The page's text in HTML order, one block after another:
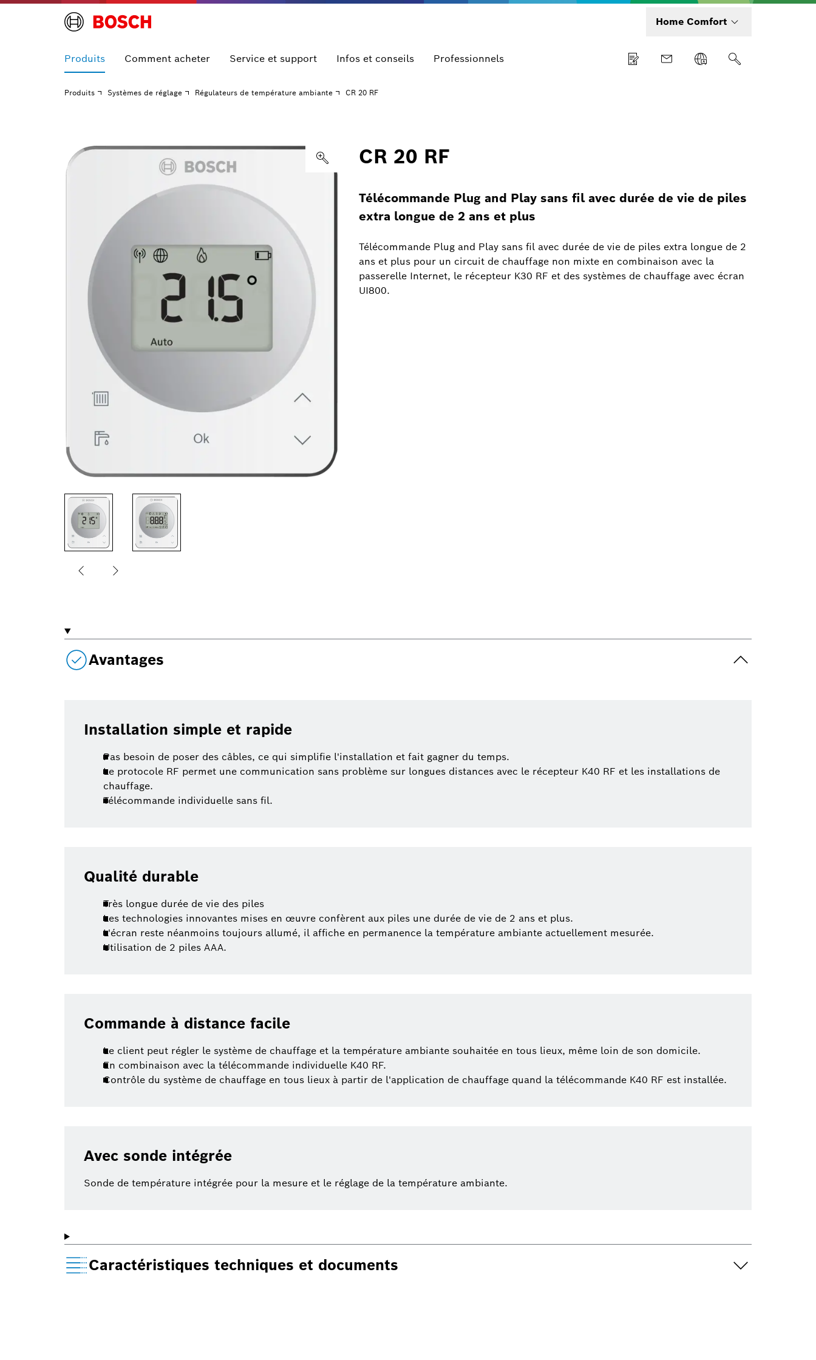
Home Comfort
Produits Comment acheter Service et support Infos et conseils Professionnels
Produits Systèmes de réglage Régulateurs de température ambiante CR 20 RF
CR 20 RF
Télécommande Plug and Play sans fil avec durée de vie de piles
extra longue de 2 ans et plus
Télécommande Plug and Play sans fil avec durée de vie de piles extra longue de 2
ans et plus pour un circuit de chauffage non mixte en combinaison avec la
passerelle Internet, le récepteur K30 RF et des systèmes de chauffage avec écran
UI800.
Avantages
Installation simple et rapide
Pas besoin de poser des câbles, ce qui simplifie l'installation et fait gagner du temps.
Le protocole RF permet une communication sans problème sur longues distances avec le récepteur K40 RF et les installations de
chauffage.
Télécommande individuelle sans fil.
Qualité durable
Très longue durée de vie des piles
Les technologies innovantes mises en œuvre confèrent aux piles une durée de vie de 2 ans et plus.
L'écran reste néanmoins toujours allumé, il affiche en permanence la température ambiante actuellement mesurée.
Utilisation de 2 piles AAA.
Commande à distance facile
Le client peut régler le système de chauffage et la température ambiante souhaitée en tous lieux, même loin de son domicile.
En combinaison avec la télécommande individuelle K40 RF.
Contrôle du système de chauffage en tous lieux à partir de l'application de chauffage quand la télécommande K40 RF est installée.
Avec sonde intégrée
Sonde de température intégrée pour la mesure et le réglage de la température ambiante.
Caractéristiques techniques et documents